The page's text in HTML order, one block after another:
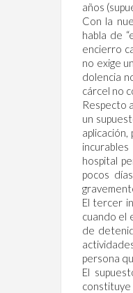
años
Con la
habla de
encierro
no exige
dolencia
cárcel no
Respecto
un
hospital
pocos
El tercer
cuando el
de
persona
El
constituye